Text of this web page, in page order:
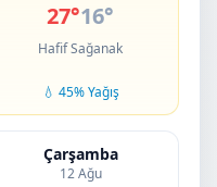
27°16°
Hafif Sağanak
💧 45% Yağış
Çarşamba
12 Ağu